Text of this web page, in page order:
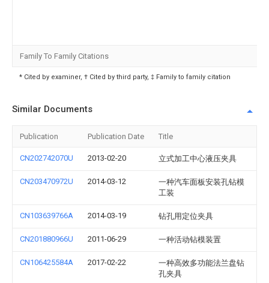
Family To Family Citations
* Cited by examiner, † Cited by third party, ‡ Family to family citation
Similar Documents
Publication Publication Date Title
CN202742070U 2013-02-20 立式加工中心液压夹具
CN203470972U 2014-03-12
一种汽车面板安装孔钻模
工装
CN103639766A 2014-03-19 钻孔用定位夹具
CN201880966U 2011-06-29 一种活动钻模装置
CN106425584A 2017-02-22
一种高效多功能法兰盘钻
孔夹具